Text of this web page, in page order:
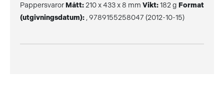
Pappersvaror Mått: 210 x 433 x 8 mm Vikt:182 g Format
(utgivningsdatum): , 9789155258047 (2012-10-15)